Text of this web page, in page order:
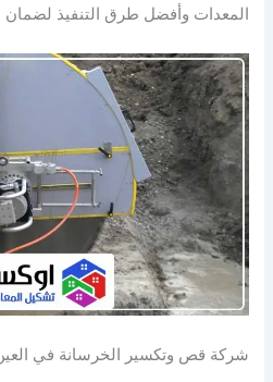
المعدات وأفضل طرق التنفيذ لضمان
شركة قص وتكسير الخرسانة في